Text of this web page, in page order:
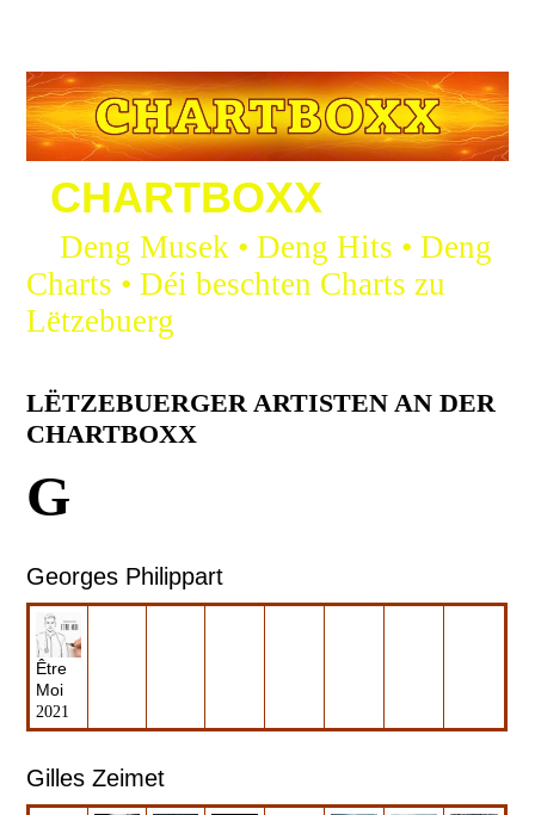
CHARTBOXX
Deng Musek • Deng Hits • Deng
Charts • Déi beschten Charts zu
Lëtzebuerg
LËTZEBUERGER ARTISTEN AN DER
CHARTBOXX
G
Georges Philippart
Être
Moi
2021
Gilles Zeimet